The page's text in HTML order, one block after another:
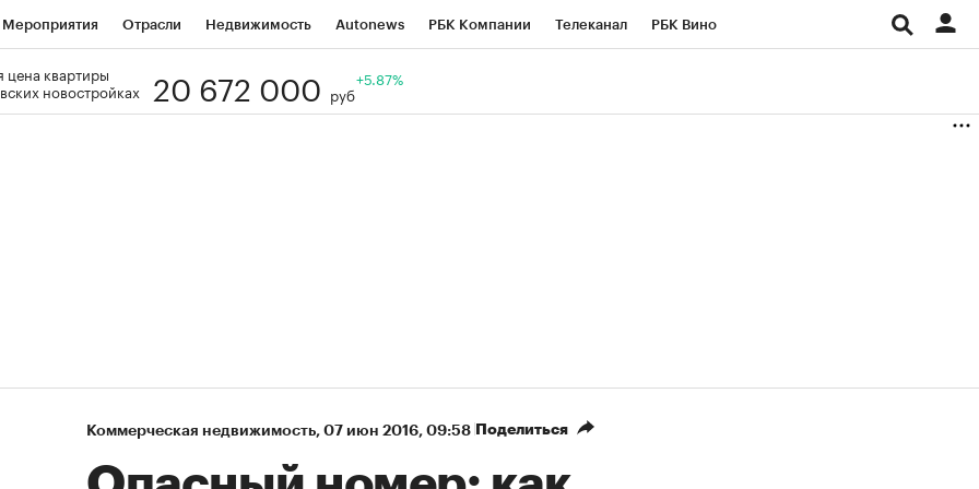
Мероприятия Отрасли Недвижимость Autonews РБК Компании Телеканал РБК Вино
Визионеры
цена квартиры
новостройках
20 672 000 руб
+5.87%
Коммерческая недвижимость⁠, 07 июн 2016, 09:58 Поделиться